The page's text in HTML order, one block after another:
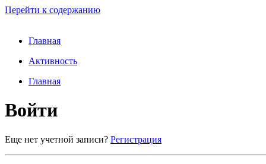
Перейти к содержанию
Главная
Активность
Главная
Войти
Еще нет учетной записи? Регистрация